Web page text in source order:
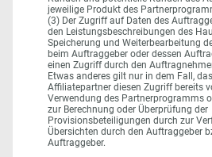
jeweilige Produkt des
(3) Der Zugriff auf Daten des
den Leistungsbeschreibungen des
Speicherung und Weiterbearbeitung
beim Auftraggeber oder dessen
einen Zugriff durch den
Etwas anderes gilt nur in dem Fall,
Affiliatepartner diesen Zugriff bereits
Verwendung des Partnerprogramms
zur Berechnung oder Überprüfung der
Provisionsbeteiligungen durch zur
Übersichten durch den Auftraggeber
Auftraggeber.